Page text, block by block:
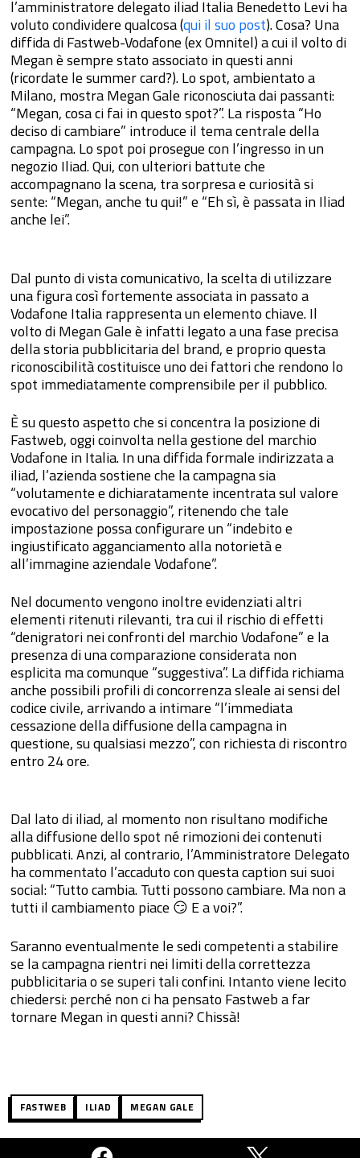
l’amministratore delegato iliad Italia Benedetto Levi ha
voluto condividere qualcosa (qui il suo post). Cosa? Una
diffida di Fastweb-Vodafone (ex Omnitel) a cui il volto di
Megan è sempre stato associato in questi anni
(ricordate le summer card?). Lo spot, ambientato a
Milano, mostra Megan Gale riconosciuta dai passanti:
“Megan, cosa ci fai in questo spot?”. La risposta “Ho
deciso di cambiare” introduce il tema centrale della
campagna. Lo spot poi prosegue con l’ingresso in un
negozio Iliad. Qui, con ulteriori battute che
accompagnano la scena, tra sorpresa e curiosità si
sente: “Megan, anche tu qui!” e “Eh sì, è passata in Iliad
anche lei”.
Dal punto di vista comunicativo, la scelta di utilizzare
una figura così fortemente associata in passato a
Vodafone Italia rappresenta un elemento chiave. Il
volto di Megan Gale è infatti legato a una fase precisa
della storia pubblicitaria del brand, e proprio questa
riconoscibilità costituisce uno dei fattori che rendono lo
spot immediatamente comprensibile per il pubblico.
È su questo aspetto che si concentra la posizione di
Fastweb, oggi coinvolta nella gestione del marchio
Vodafone in Italia. In una diffida formale indirizzata a
iliad, l’azienda sostiene che la campagna sia
“volutamente e dichiaratamente incentrata sul valore
evocativo del personaggio”, ritenendo che tale
impostazione possa configurare un “indebito e
ingiustificato agganciamento alla notorietà e
all’immagine aziendale Vodafone”.
Nel documento vengono inoltre evidenziati altri
elementi ritenuti rilevanti, tra cui il rischio di effetti
“denigratori nei confronti del marchio Vodafone” e la
presenza di una comparazione considerata non
esplicita ma comunque “suggestiva”. La diffida richiama
anche possibili profili di concorrenza sleale ai sensi del
codice civile, arrivando a intimare “l’immediata
cessazione della diffusione della campagna in
questione, su qualsiasi mezzo”, con richiesta di riscontro
entro 24 ore.
Dal lato di iliad, al momento non risultano modifiche
alla diffusione dello spot né rimozioni dei contenuti
pubblicati. Anzi, al contrario, l’Amministratore Delegato
ha commentato l’accaduto con questa caption sui suoi
social: “Tutto cambia. Tutti possono cambiare. Ma non a
tutti il cambiamento piace 😏 E a voi?”.
Saranno eventualmente le sedi competenti a stabilire
se la campagna rientri nei limiti della correttezza
pubblicitaria o se superi tali confini. Intanto viene lecito
chiedersi: perché non ci ha pensato Fastweb a far
tornare Megan in questi anni? Chissà!
FASTWEB ILIAD MEGAN GALE